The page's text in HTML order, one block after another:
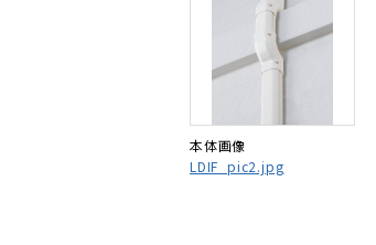
本体画像
LDIF_pic2.jpg